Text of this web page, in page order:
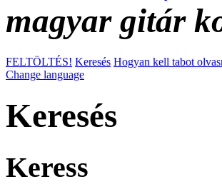
magyar gitár
FELTÖLTÉS! Keresés Hogyan kell tabot
Change language
Keresés
Keress